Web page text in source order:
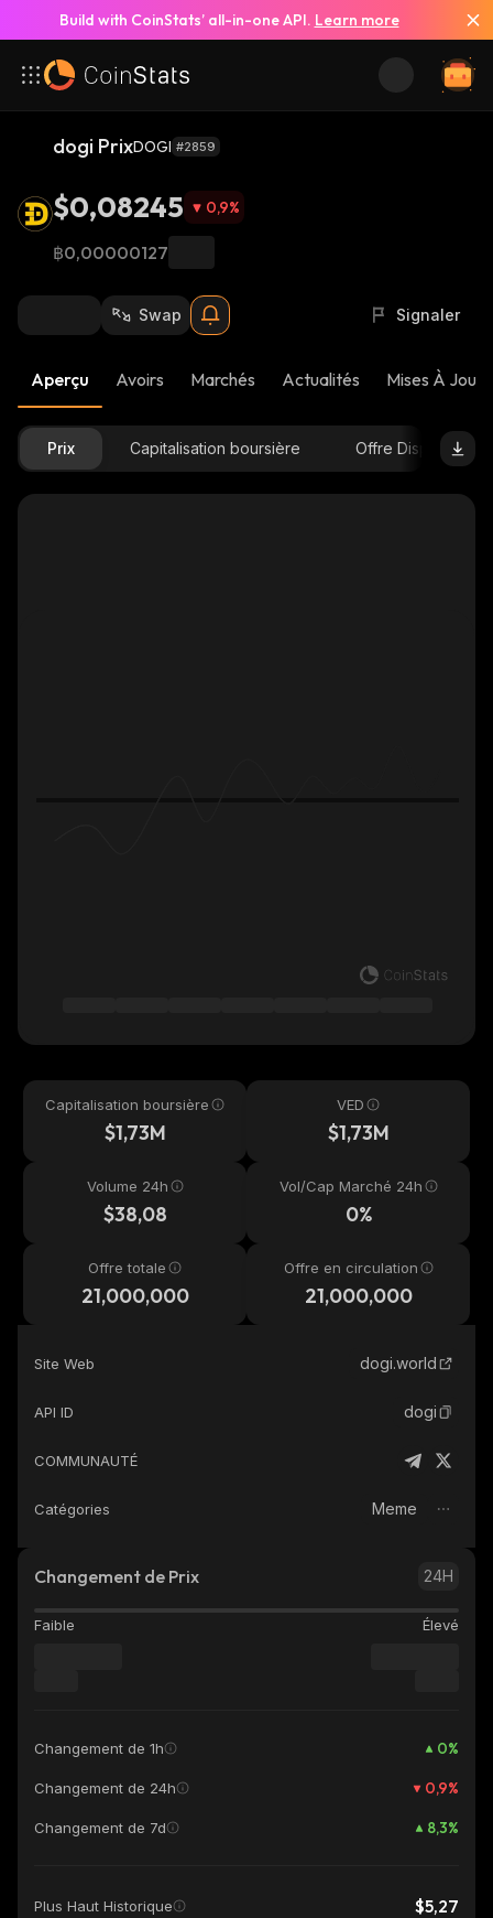
Build with CoinStats’ all-in-one API. Learn more
dogi PrixDOGI #2859
$0,08245 0,9%
฿0,00000127
Swap Signaler
Aperçu Avoirs Marchés Actualités Mises À Jour
Prix Capitalisation boursière Offre Disponible
Capitalisation boursière
$1,73M
VED
$1,73M
Volume 24h
$38,08
Vol/Cap Marché 24h
0%
Offre totale
21,000,000
Offre en circulation
21,000,000
Site Web dogi.world
API ID dogi
COMMUNAUTÉ
Catégories Meme
Changement de Prix 24H
Faible Élevé
Changement de 1h 0%
Changement de 24h 0,9%
Changement de 7d 8,3%
Plus Haut Historique $5,27